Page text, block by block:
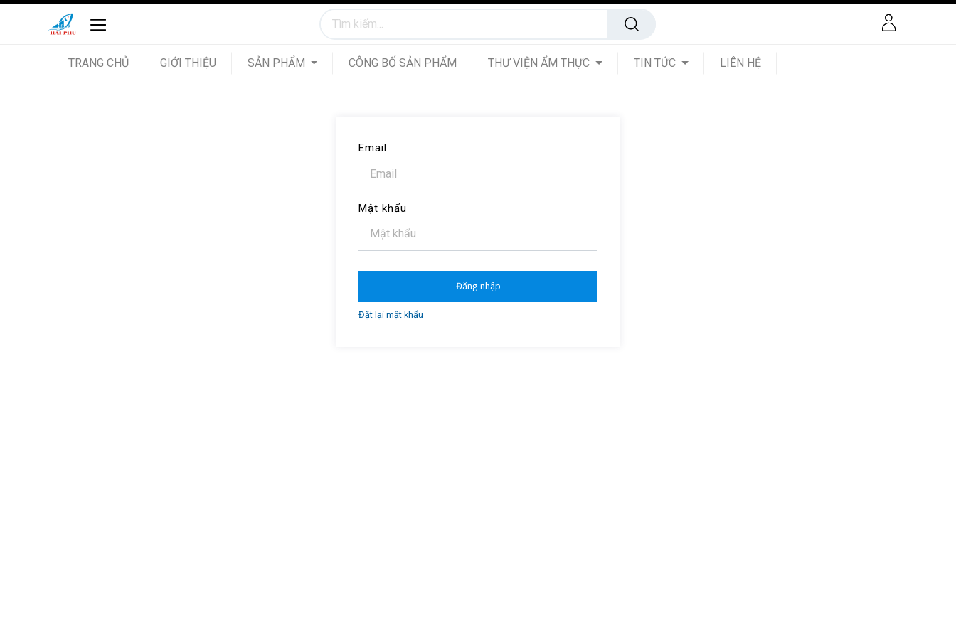
TRANG CHỦ GIỚI THIỆU SẢN PHẨM CÔNG BỐ SẢN PHẨM THƯ VIỆN ẨM THỰC TIN TỨC LIÊN HỆ
Email
Mật khẩu
Đăng nhập
Đặt lại mật khẩu